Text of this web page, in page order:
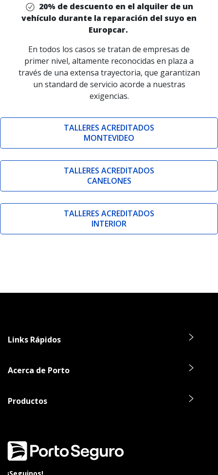
20% de descuento en el alquiler de un
vehículo durante la reparación del suyo en
Europcar.
En todos los casos se tratan de empresas de
primer nivel, altamente reconocidas en plaza a
través de una extensa trayectoria, que garantizan
un standard de servicio acorde a nuestras
exigencias.
TALLERES ACREDITADOS
MONTEVIDEO
TALLERES ACREDITADOS
CANELONES
TALLERES ACREDITADOS
INTERIOR
Links Rápidos
Acerca de Porto
Productos